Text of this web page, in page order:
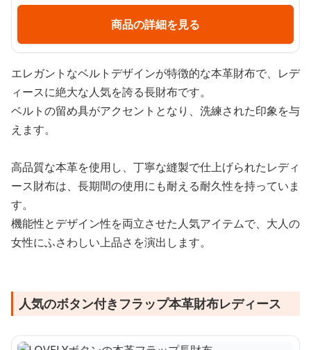
商品の詳細を見る
エレガントなベルトデザインが特徴的な本革財布で、レデ
ィースに絶大な人気を誇る長財布です。
ベルトの留め具がアクセントとなり、洗練された印象を与
えます。
高品質な本革を使用し、丁寧な縫製で仕上げられたレディ
ース財布は、長期間の使用にも耐える耐久性を持っていま
す。
機能性とデザイン性を両立させた人気アイテムで、大人の
女性にふさわしい上品さを演出します。
人気のボタン付きフラップ本革財布レディース